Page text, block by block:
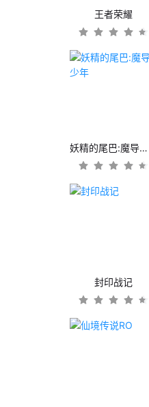
王者荣耀
妖精的尾巴:魔导少年
封印战记